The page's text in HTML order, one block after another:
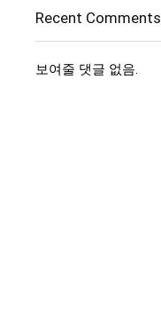
Recent Comments
보여줄 댓글 없음.